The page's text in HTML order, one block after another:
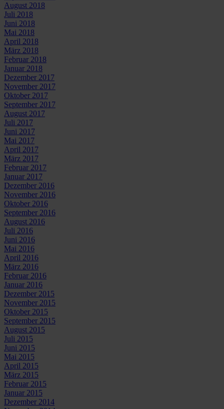
August 2018
Juli 2018
Juni 2018
Mai 2018
April 2018
März 2018
Februar 2018
Januar 2018
Dezember 2017
November 2017
Oktober 2017
September 2017
August 2017
Juli 2017
Juni 2017
Mai 2017
April 2017
März 2017
Februar 2017
Januar 2017
Dezember 2016
November 2016
Oktober 2016
September 2016
August 2016
Juli 2016
Juni 2016
Mai 2016
April 2016
März 2016
Februar 2016
Januar 2016
Dezember 2015
November 2015
Oktober 2015
September 2015
August 2015
Juli 2015
Juni 2015
Mai 2015
April 2015
März 2015
Februar 2015
Januar 2015
Dezember 2014